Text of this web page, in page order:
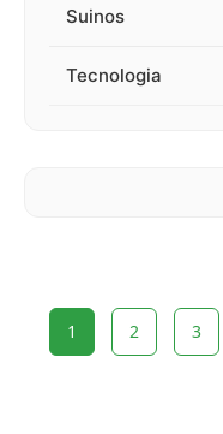
Suinos
Tecnologia
1 2 3